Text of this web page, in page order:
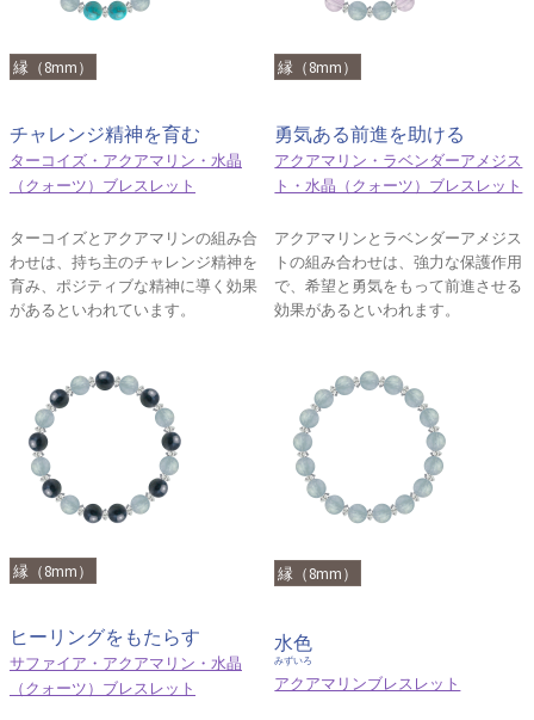
縁（8mm）
チャレンジ精神を育む
ターコイズ・アクアマリン・水晶
（クォーツ）ブレスレット
ターコイズとアクアマリンの組み合
わせは、持ち主のチャレンジ精神を
育み、ポジティブな精神に導く効果
があるといわれています。
縁（8mm）
勇気ある前進を助ける
アクアマリン・ラベンダーアメジス
ト・水晶（クォーツ）ブレスレット
アクアマリンとラベンダーアメジス
トの組み合わせは、強力な保護作用
で、希望と勇気をもって前進させる
効果があるといわれます。
縁（8mm）
ヒーリングをもたらす
サファイア・アクアマリン・水晶
（クォーツ）ブレスレット
縁（8mm）
水色
みずいろ
アクアマリンブレスレット